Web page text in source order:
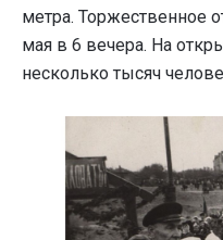
метра. Торжественное
мая в 6 вечера. На
несколько тысяч